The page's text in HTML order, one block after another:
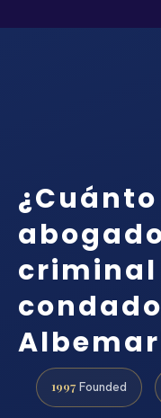
criminal
1997 Founded